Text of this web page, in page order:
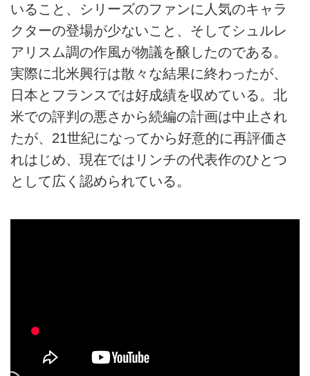
いること、シリーズのファンに人気のキャラ
クターの登場が少ないこと、そしてシュルレ
アリスム調の作風が物議を醸したのである。
実際に北米興行は散々な結果に終わったが、
日本とフランスでは好成績を収めている。北
米での評判の悪さから続編の計画は中止され
たが、21世紀になってから好意的に再評価さ
れはじめ、現在ではリンチの代表作のひとつ
として広く認められている。